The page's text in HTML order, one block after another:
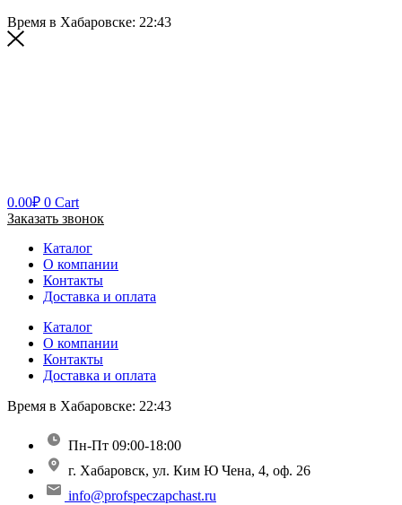
Время в Хабаровске: 22:43
0.00₽ 0 Cart
Заказать звонок
Каталог
О компании
Контакты
Доставка и оплата
Каталог
О компании
Контакты
Доставка и оплата
Время в Хабаровске: 22:43
Пн-Пт 09:00-18:00
г. Хабаровск, ул. Ким Ю Чена, 4, оф. 26
info@profspeczapchast.ru